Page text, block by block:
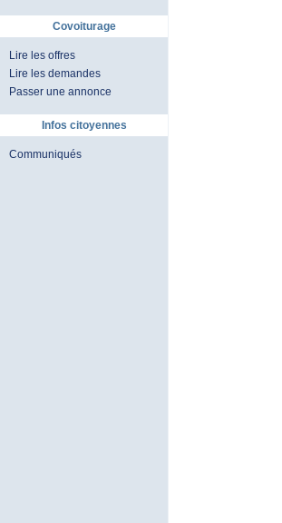
Covoiturage
Lire les offres
Lire les demandes
Passer une annonce
Infos citoyennes
Communiqués